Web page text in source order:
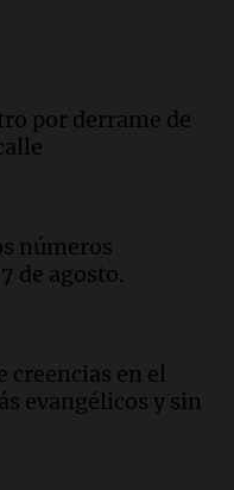
por derrame de
frío extremo
de la décima
al COVID
tras la muerte
por derrame de
números
de agosto.
creencias en el
evangélicos y sin